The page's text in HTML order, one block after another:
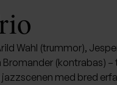
Wahl (trummor),
(kontrabas)
jazzscenen med bred